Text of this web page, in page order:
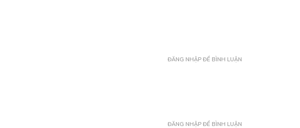
ĐĂNG NHẬP ĐỂ BÌNH LUẬN
ĐĂNG NHẬP ĐỂ BÌNH LUẬN